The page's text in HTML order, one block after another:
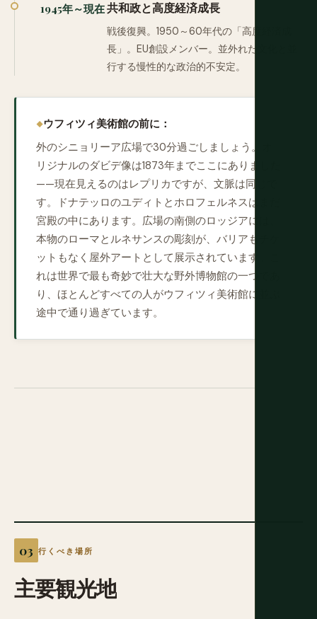
1945年～現在共和政と高度経済成長
戦後復興。1950～60年代の「高度経済成
長」。EU創設メンバー。並外れた文化と並
行する慢性的な政治的不安定。
ウフィツィ美術館の前に：
外のシニョリーア広場で30分過ごしましょう。オ
リジナルのダビデ像は1873年までここにありました
——現在見えるのはレプリカですが、文脈は同じで
す。ドナテッロのユディトとホロフェルネスはまだ
宮殿の中にあります。広場の南側のロッジアには、
本物のローマとルネサンスの彫刻が、バリアもチケ
ットもなく屋外アートとして展示されています。こ
れは世界で最も奇妙で壮大な野外博物館の一つであ
り、ほとんどすべての人がウフィツィ美術館に並ぶ
途中で通り過ぎています。
行くべき場所
主要観光地